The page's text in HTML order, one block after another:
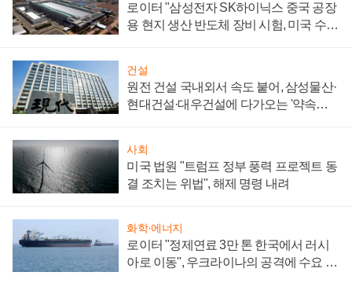
로이터 "삼성전자 SK하이닉스 중국 공장
용 현지 생산 반도체 장비 시험, 미국 수출
건설
원전 건설 국내외서 속도 붙어, 삼성물산·
현대건설·대우건설에 다가오는 '약속의
사회
미국 법원 "트럼프 정부 풍력 프로젝트 동
결 조치는 위법", 해제 명령 내려
화학·에너지
로이터 "정제연료 3만 톤 한국에서 러시
아로 이동", 우크라이나의 공격에 수요 늘